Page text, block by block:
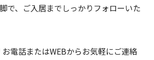
で、ご入居までしっかりフォローいた
お電話またはWEBからお気軽にご連絡